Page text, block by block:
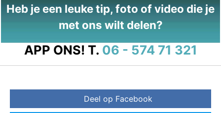
Heb je een leuke tip, foto of video die je
met ons wilt delen?
APP ONS! T. 06 - 574 71 321
Deel op Facebook